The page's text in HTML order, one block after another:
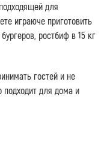
для
играюче приготовить
ростбиф в 15 кг
гостей и не
подходит для дома и